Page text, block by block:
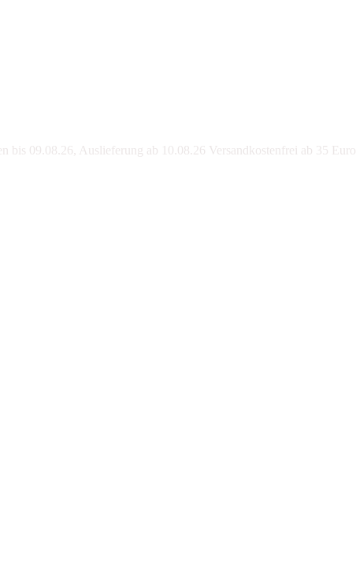
09.08.26, Auslieferung ab 10.08.26 Versandkostenfrei ab 35 Euro